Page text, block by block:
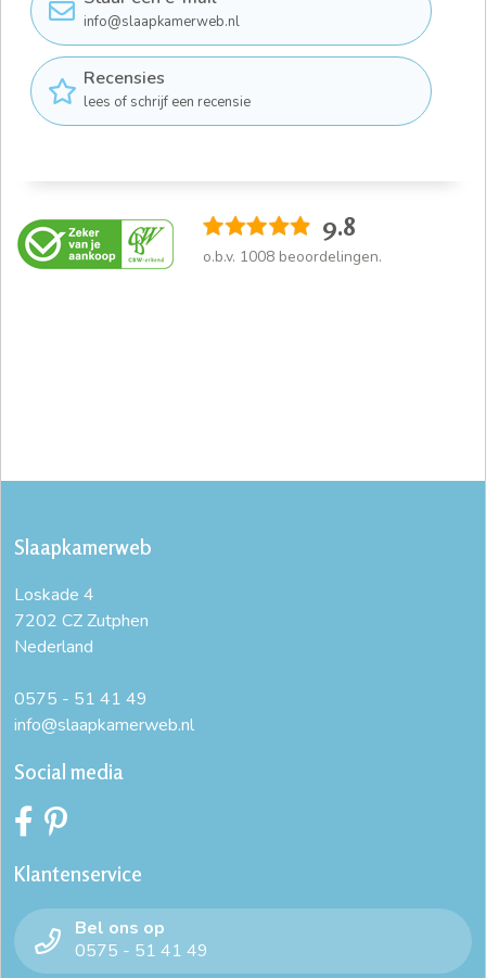
info@slaapkamerweb.nl
Recensies
lees of schrijf een recensie
9.8
o.b.v. 1008 beoordelingen.
Slaapkamerweb
Loskade 4
7202 CZ Zutphen
Nederland
0575 - 51 41 49
info@slaapkamerweb.nl
Social media
Klantenservice
Bel ons op
0575 - 51 41 49